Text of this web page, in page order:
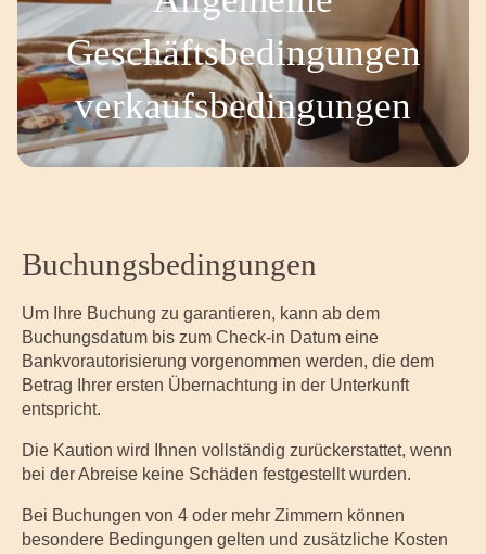
Geschäftsbedingungen
verkaufsbedingungen
Buchungsbedingungen
Um Ihre Buchung zu garantieren, kann ab dem
Buchungsdatum bis zum Check-in Datum eine
Bankvorautorisierung vorgenommen werden, die dem
Betrag Ihrer ersten Übernachtung in der Unterkunft
entspricht.
Die Kaution wird Ihnen vollständig zurückerstattet, wenn
bei der Abreise keine Schäden festgestellt wurden.
Bei Buchungen von 4 oder mehr Zimmern können
besondere Bedingungen gelten und zusätzliche Kosten